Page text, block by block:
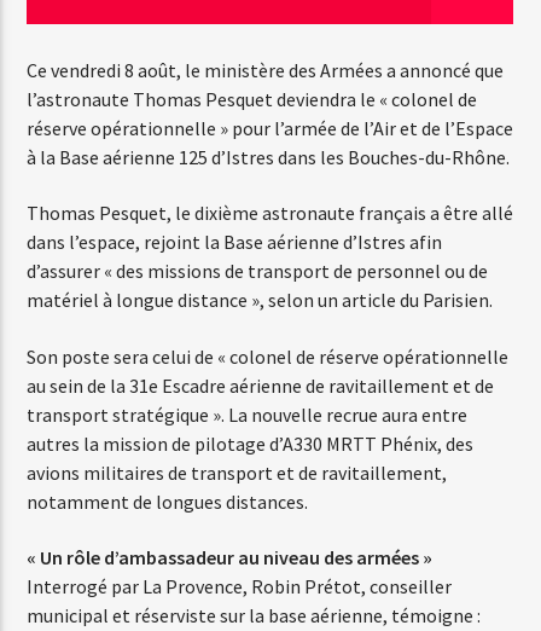
Web-Radio-Le-Mosquitos
Web-Radio-Sicily
Web-Radio-Années 80
Ce vendredi 8 août, le ministère des Armées a annoncé que
l’astronaute Thomas Pesquet deviendra le « colonel de
réserve opérationnelle » pour l’armée de l’Air et de l’Espace
à la Base aérienne 125 d’Istres dans les Bouches-du-Rhône.
Thomas Pesquet, le dixième astronaute français a être allé
dans l’espace, rejoint la Base aérienne d’Istres afin
d’assurer « des missions de transport de personnel ou de
matériel à longue distance », selon un article du Parisien.
Son poste sera celui de « colonel de réserve opérationnelle
au sein de la 31e Escadre aérienne de ravitaillement et de
transport stratégique ». La nouvelle recrue aura entre
autres la mission de pilotage d’A330 MRTT Phénix, des
avions militaires de transport et de ravitaillement,
notamment de longues distances.
« Un rôle d’ambassadeur au niveau des armées »
Interrogé par La Provence, Robin Prétot, conseiller
municipal et réserviste sur la base aérienne, témoigne :